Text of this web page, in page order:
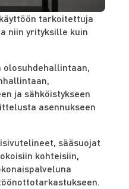
tarkoitettuja
niin yrityksille kuin
olosuhdehallintaan,
ja sähköistykseen
asennukseen
sääsuojat
kohteisiin,